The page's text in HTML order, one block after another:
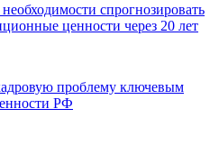
спрогнозировать
ценности через 20 лет
проблему ключевым
РФ